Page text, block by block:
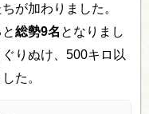
が加わりました。
と総勢9名 となりまし
りぬけ、500キロ以
た。